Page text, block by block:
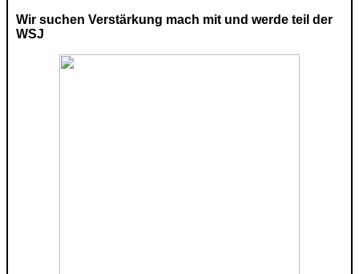
Wir suchen Verstärkung mach mit und werde teil der
WSJ